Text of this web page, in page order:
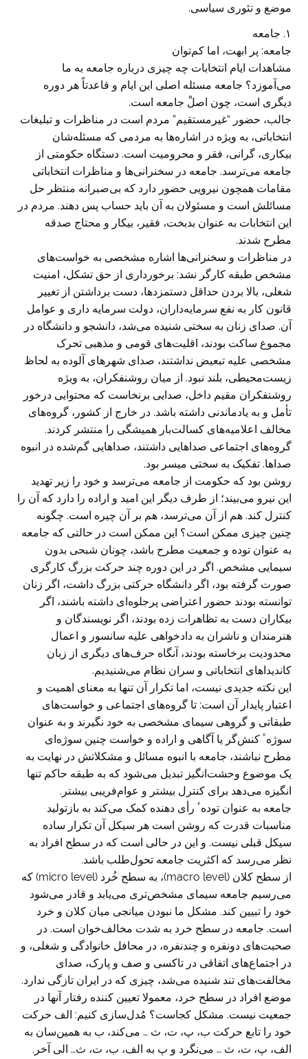
موضع و تئوری سیاسی.
۱. جامعه
جامعه: پر ابهت، اما کم‌توان
مشاهدات ایام انتخابات چه چیزی درباره جامعه به ما
می‌آموزد؟ جامعه مسئله اصلی این ایام و قاعدتاً هر دوره
دیگری است، چون اصلْ جامعه است.
جالب، حضور “غیرمستقیم” مردم است در مناظرات و تبلیغات
انتخاباتی، به ویژه در اشاره‌ها به مردمی که مسئله‌شان
بیکاری، گرانی، فقر و محرومیت است. دستگاه حکومتی از
جامعه می‌ترسد. جامعه در سخنرانی‌ها و مناظرات انتخاباتی
مقامات همچون نیرویی حضور دارد که بی‌صبرانه منتظر حل
مسائلش است و مسئولان به آن باید حساب پس دهند. مردم در
این انتخابات به عنوان بدبخت، فقیر، بیکار و محتاج صدقه
مطرح شدند.
در مناظرات و سخنرانی‌ها اشاره مشخصی به خواست‌های
مشخص طبقه کارگر نشد: برخورداری از حق تشکل، امنیت
شغلی، بالا بردن حداقل دستمزدها، دست برداشتن از تغییر
قانون کار به نفع سرمایه‌داران، دولت سرمایه داری و عوامل
آن. صدای زنان به سختی شنیده می‌شد، دانشجو و دانشگاه در
مجموع ساکت بودند، اقلیت‌های قومی و مذهبی تحرک
مشخصی علیه تبعیض نداشتند، صدای شهرهای آلوده به لحاظ
زیست‌محیطی، بلند نبود. از میان روشنفکران، به ویژه
روشنفکران مقیم داخل، صدایی برنخاست که محتوایی درخور
تأمل و به یادماندنی داشته باشد. در خارج از کشور، گروه‌های
مخالف اعلامیه‌های کسالت‌بار همیشگی را منتشر کردند.
گروه‌های اجتماعی صداهایی داشتند، صداهایی گم‌شده در انبوه
صداها. تفکیک به سختی میسر بود.
روشن بود که حکومت از جامعه می‌ترسد و خود را زیر تهدید
این نیرو می‌بیند؛ از طرف دیگر این امید و اراده را دارد که آن را
کنترل کند. هم از آن می‌ترسد، هم بر آن چیره است. چگونه
چنین چیزی ممکن است؟ این ممکن است در حالتی که جامعه
به عنوان توده و جمعیت مطرح باشد، چونان شبحی بدون
سیمایی مشخص. اگر در این دوره چند حرکت بزرگ کارگری
صورت گرفته بود، اگر دانشگاه حرکتی بزرگ داشت، اگر زنان
توانسته بودند حضور اعتراضی پرجلوه‌ای داشته باشند، اگر
بیکاران دست به تظاهرات زده بودند، اگر نویسندگان و
هنرمندان و ناشران به دادخواهی علیه سانسور و اعمال
محدودیت برخاسته بودند، آنگاه حرف‌های دیگری از زبان
کاندیداهای انتخاباتی و سران نظام می‌شنیدیم.
این نکته جدیدی نیست، اما تکرار آن تنها به معنای اهمیت و
اعتبار پایدار آن است: تا گروه‌های اجتماعی و خواست‌های
طبقاتی و گروهی سیمای مشخصی به خود نگیرند و به عنوان
سوژهٴ کنش‌گر یا آگاهی و اراده و خواست چنین سوژه‌ای
مطرح نباشند، جامعه با انبوه مسائل و مشکلاتش در نهایت به
یک موضوع وحشت‌انگیز تبدیل می‌شود که به طبقه حاکم تنها
انگیزه می‌دهد برای کنترل بیشتر و عوام‌فریبی بیشتر.
جامعه به عنوان تودهٴ رأی‌ دهنده کمک می‌کند به بازتولید
مناسبات قدرت که روشن است هر سیکل آن تکرار ساده
سیکل قبلی نیست. و این در حالی است که در سطح افراد به
نظر می‌رسد که اکثریت جامعه تحول‌طلب باشد.
از سطح کلان (macro level)، به سطح خُرد (micro level) که
می‌رسیم جامعه سیمای مشخص‌تری می‌یابد و قادر می‌شود
خود را تبیین کند. مشکل ما نبودن میانجی میان کلان و خرد
است. جامعه در سطح خرد به شدت مخالف‌خوان است. در
صحبت‌های دونفره و چندنفره، در محافل خانوادگی و شغلی، و
در اجتماع‌‌های اتفاقی در تاکسی و صف و پارک، صدای
مخالفت‌های تند شنیده می‌شد، چیزی که در ایران تازگی ندارد.
موضع افراد در سطح خرد، معمولا تعیین کننده رفتار آنها در
جمعیت نیست. مشکل کجاست؟ مُدل‌سازی کنیم: الف حرکت
خود را تابع حرکت ب، پ، ت، ث … می‌کند، ب به همین‌سان به
الف، پ، ت، ث … می‌نگرد و پ به الف، ب، ت، ث… الی آخر.